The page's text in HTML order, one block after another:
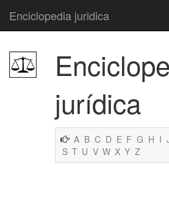
Enciclopedia juridica
jurídica
A B C D E F G H I
S T U V W X Y Z